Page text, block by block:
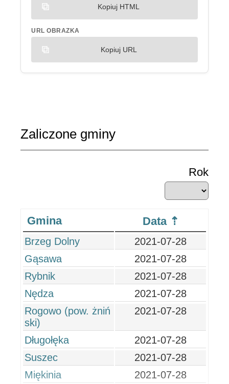
Kopiuj HTML
URL OBRAZKA
Kopiuj URL
Zaliczone gminy
Rok
Gmina Data
Brzeg Dolny
2021-07-28
Gąsawa
2021-07-28
Rybnik
2021-07-28
Nędza
2021-07-28
Rogowo (pow. żniń
ski)
2021-07-28
Długołęka
2021-07-28
Suszec
2021-07-28
Miękinia
2021-07-28